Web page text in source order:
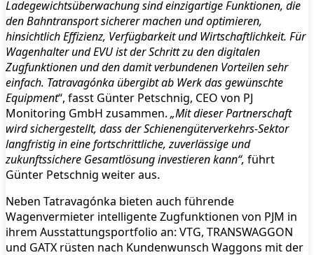
Ladegewichtsüberwachung sind einzigartige Funktionen, die
den Bahntransport sicherer machen und optimieren,
hinsichtlich Effizienz, Verfügbarkeit und Wirtschaftlichkeit. Für
Wagenhalter und EVU ist der Schritt zu den digitalen
Zugfunktionen und den damit verbundenen Vorteilen sehr
einfach. Tatravagónka übergibt ab Werk das gewünschte
Equipment“, fasst Günter Petschnig, CEO von PJ
Monitoring GmbH zusammen. „Mit dieser Partnerschaft
wird sichergestellt, dass der Schienengüterverkehrs-Sektor
langfristig in eine fortschrittliche, zuverlässige und
zukunftssichere Gesamtlösung investieren kann“, führt
Günter Petschnig weiter aus.
Neben Tatravagónka bieten auch führende
Wagenvermieter intelligente Zugfunktionen von PJM in
ihrem Ausstattungsportfolio an: VTG, TRANSWAGGON
und GATX rüsten nach Kundenwunsch Waggons mit der